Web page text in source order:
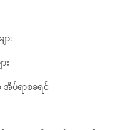
း
း
ပ်ရာစခရင်